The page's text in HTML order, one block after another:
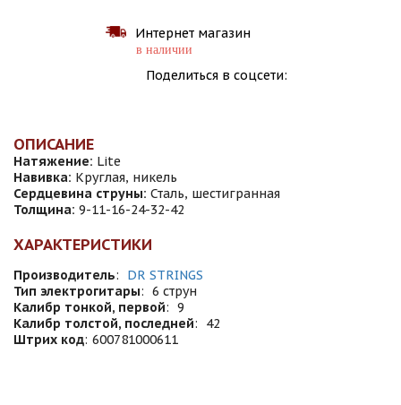
Интернет магазин
в наличии
Поделиться в соцсети:
ОПИСАНИЕ
Натяжение: Lite
Навивка: Круглая, никель
Сердцевина струны: Сталь, шестигранная
Толщина: 9-11-16-24-32-42
ХАРАКТЕРИСТИКИ
Производитель:
DR STRINGS
Тип электрогитары: 6 струн
Калибр тонкой, первой: 9
Калибр толстой, последней:
42
Штрих код: 600781000611